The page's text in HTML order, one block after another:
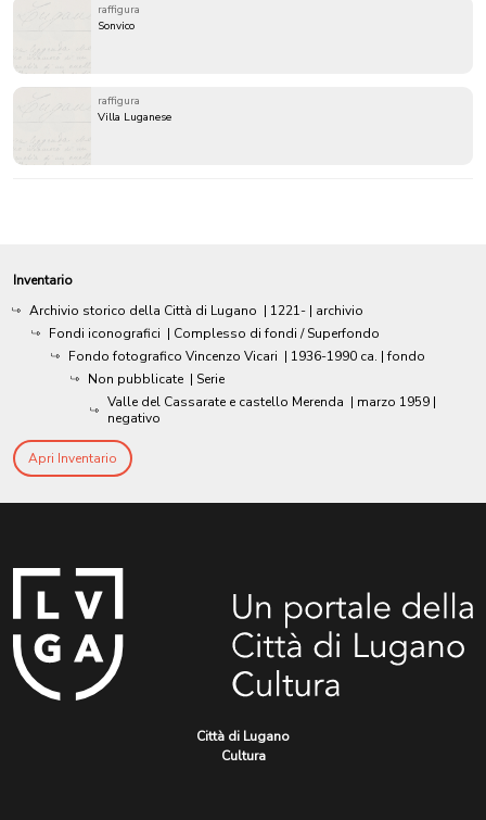
raffigura
Sonvico
raffigura
Villa Luganese
Inventario
Archivio storico della Città di Lugano | 1221- | archivio
Fondi iconografici | Complesso di fondi / Superfondo
Fondo fotografico Vincenzo Vicari | 1936-1990 ca. | fondo
Non pubblicate | Serie
Valle del Cassarate e castello Merenda | marzo 1959 |
negativo
Apri Inventario
Città di Lugano
Cultura